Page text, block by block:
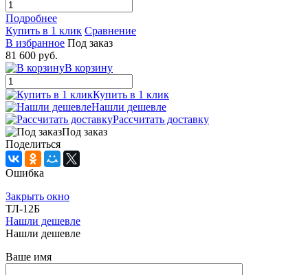
Подробнее
Купить в 1 клик Сравнение
В избранное Под заказ
81 600 руб.
В корзину
Купить в 1 клик
Нашли дешевле
Рассчитать доставку
Под заказ
Поделиться
Ошибка
Закрыть окно
ТЛ-12Б
Нашли дешевле
Нашли дешевле
Ваше имя